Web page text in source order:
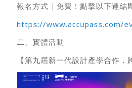
報名方式｜免費！點擊以下連結
https://www.accupass.com/
二、實體活動
【第九屆新一代設計產學合作．